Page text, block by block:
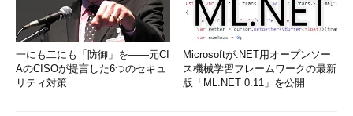
一にも二にも「防御」を――元CI
AのCISOが提言した6つのセキュ
リティ対策
Microsoftが.NET用オープンソー
ス機械学習フレームワークの最新
版「ML.NET 0.11」を公開